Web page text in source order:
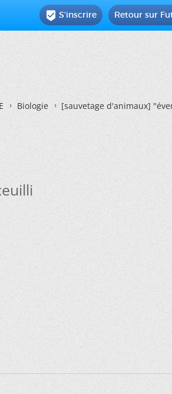
Retour sur
 S'inscrire
Biologie [sauvetage d'animaux]